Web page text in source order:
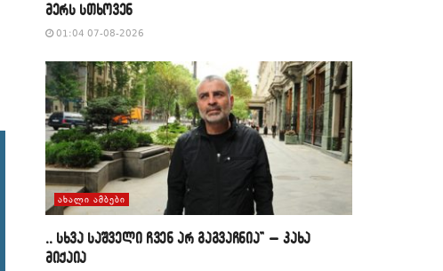
მერს სთხოვენ
01:04 07-08-2026
ᲐᲮᲐᲚᲘ ᲐᲛᲑᲔᲑᲘ
,, სხვა საშველი ჩვენ არ გაგვაჩნია” – კახა
მიქაია